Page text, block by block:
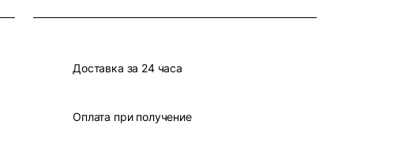
Доставка за 24 часа
Оплата при получение